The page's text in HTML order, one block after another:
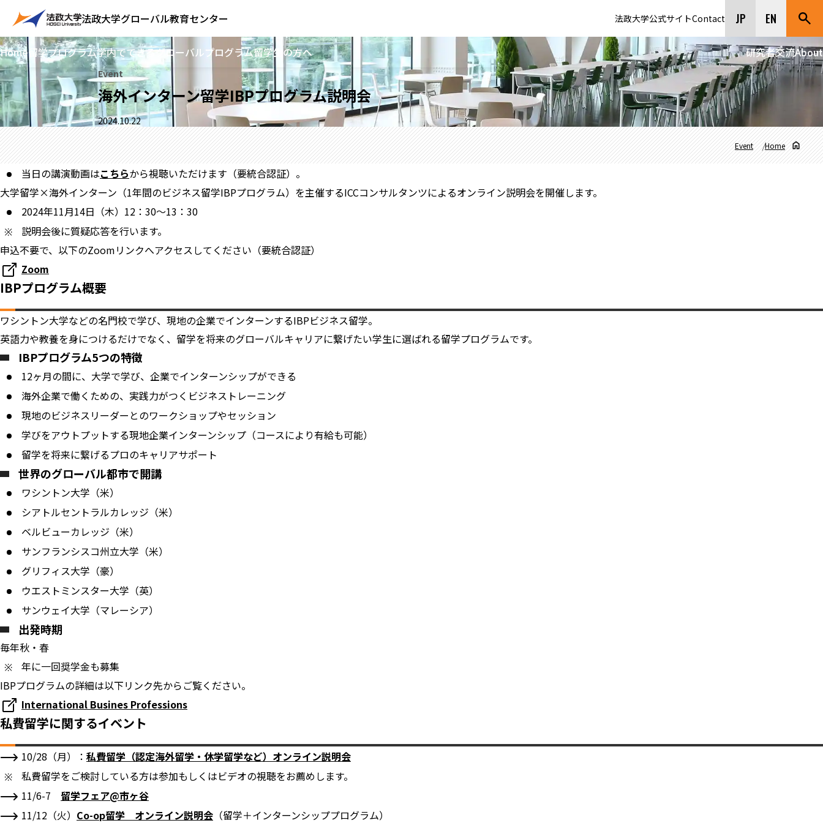
法政大学グローバル教育センター 法政大学公式サイトContact JP EN
Home留学プログラム学内でできるグローバルプログラム留学生の方へ 研究者交流About
Event
海外インターン留学IBPプログラム説明会
2024.10.22
Home
Event
当日の講演動画はこちらから視聴いただけます（要統合認証）。
大学留学×海外インターン（1年間のビジネス留学IBPプログラム）を主催するICCコンサルタンツによるオンライン説明会を開催します。
2024年11月14日（木）12：30～13：30
説明会後に質疑応答を行います。
申込不要で、以下のZoomリンクへアクセスしてください（要統合認証）
Zoom
IBPプログラム概要
ワシントン大学などの名門校で学び、現地の企業でインターンするIBPビジネス留学。
英語力や教養を身につけるだけでなく、留学を将来のグローバルキャリアに繋げたい学生に選ばれる留学プログラムです。
IBPプログラム5つの特徴
12ヶ月の間に、大学で学び、企業でインターンシップができる
海外企業で働くための、実践力がつくビジネストレーニング
現地のビジネスリーダーとのワークショップやセッション
学びをアウトプットする現地企業インターンシップ（コースにより有給も可能）
留学を将来に繋げるプロのキャリアサポート
世界のグローバル都市で開講
ワシントン大学（米）
シアトルセントラルカレッジ（米）
ベルビューカレッジ（米）
サンフランシスコ州立大学（米）
グリフィス大学（豪）
ウエストミンスター大学（英）
サンウェイ大学（マレーシア）
出発時期
毎年秋・春
年に一回奨学金も募集
IBPプログラムの詳細は以下リンク先からご覧ください。
International Busines Professions
私費留学に関するイベント
10/28（月）： 私費留学（認定海外留学・休学留学など）オンライン説明会
私費留学をご検討している方は参加もしくはビデオの視聴をお薦めします。
11/6-7 留学フェア@市ヶ谷
11/12（火） Co-op留学 オンライン説明会 （留学＋インターンシッププログラム）